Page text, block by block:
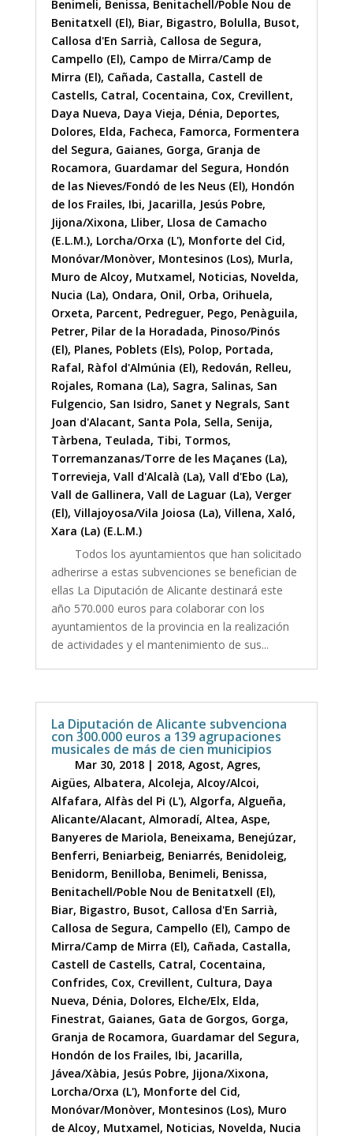
Benimeli, Benissa, Benitachell/Poble Nou de
Benitatxell (El), Biar, Bigastro, Bolulla, Busot,
Callosa d'En Sarrià, Callosa de Segura,
Campello (El), Campo de Mirra/Camp de
Mirra (El), Cañada, Castalla, Castell de
Castells, Catral, Cocentaina, Cox, Crevillent,
Daya Nueva, Daya Vieja, Dénia, Deportes,
Dolores, Elda, Facheca, Famorca, Formentera
del Segura, Gaianes, Gorga, Granja de
Rocamora, Guardamar del Segura, Hondón
de las Nieves/Fondó de les Neus (El), Hondón
de los Frailes, Ibi, Jacarilla, Jesús Pobre,
Jijona/Xixona, Lliber, Llosa de Camacho
(E.L.M.), Lorcha/Orxa (L'), Monforte del Cid,
Monóvar/Monòver, Montesinos (Los), Murla,
Muro de Alcoy, Mutxamel, Noticias, Novelda,
Nucia (La), Ondara, Onil, Orba, Orihuela,
Orxeta, Parcent, Pedreguer, Pego, Penàguila,
Petrer, Pilar de la Horadada, Pinoso/Pinós
(El), Planes, Poblets (Els), Polop, Portada,
Rafal, Ràfol d'Almúnia (El), Redován, Relleu,
Rojales, Romana (La), Sagra, Salinas, San
Fulgencio, San Isidro, Sanet y Negrals, Sant
Joan d'Alacant, Santa Pola, Sella, Senija,
Tàrbena, Teulada, Tibi, Tormos,
Torremanzanas/Torre de les Maçanes (La),
Torrevieja, Vall d'Alcalà (La), Vall d'Ebo (La),
Vall de Gallinera, Vall de Laguar (La), Verger
(El), Villajoyosa/Vila Joiosa (La), Villena, Xaló,
Xara (La) (E.L.M.)
Todos los ayuntamientos que han solicitado
adherirse a estas subvenciones se benefician de
ellas La Diputación de Alicante destinará este
año 570.000 euros para colaborar con los
ayuntamientos de la provincia en la realización
de actividades y el mantenimiento de sus...
La Diputación de Alicante subvenciona
con 300.000 euros a 139 agrupaciones
musicales de más de cien municipios
Mar 30, 2018| 2018, Agost, Agres,
Aigües, Albatera, Alcoleja, Alcoy/Alcoi,
Alfafara, Alfàs del Pi (L'), Algorfa, Algueña,
Alicante/Alacant, Almoradí, Altea, Aspe,
Banyeres de Mariola, Beneixama, Benejúzar,
Benferri, Beniarbeig, Beniarrés, Benidoleig,
Benidorm, Benilloba, Benimeli, Benissa,
Benitachell/Poble Nou de Benitatxell (El),
Biar, Bigastro, Busot, Callosa d'En Sarrià,
Callosa de Segura, Campello (El), Campo de
Mirra/Camp de Mirra (El), Cañada, Castalla,
Castell de Castells, Catral, Cocentaina,
Confrides, Cox, Crevillent, Cultura, Daya
Nueva, Dénia, Dolores, Elche/Elx, Elda,
Finestrat, Gaianes, Gata de Gorgos, Gorga,
Granja de Rocamora, Guardamar del Segura,
Hondón de los Frailes, Ibi, Jacarilla,
Jávea/Xàbia, Jesús Pobre, Jijona/Xixona,
Lorcha/Orxa (L'), Monforte del Cid,
Monóvar/Monòver, Montesinos (Los), Muro
de Alcoy, Mutxamel, Noticias, Novelda, Nucia